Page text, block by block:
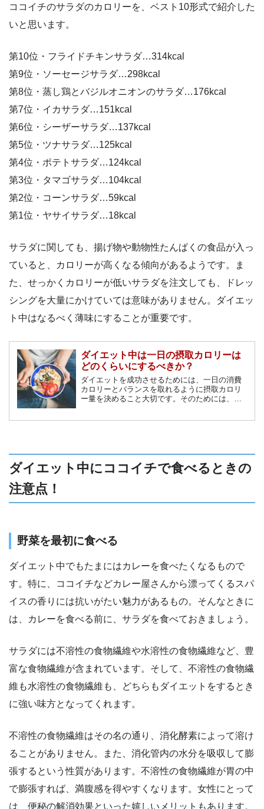
ココイチのサラダのカロリーを、ベスト10形式で紹介した
いと思います。
第10位・フライドチキンサラダ…314kcal
第9位・ソーセージサラダ…298kcal
第8位・蒸し鶏とバジルオニオンのサラダ…176kcal
第7位・イカサラダ…151kcal
第6位・シーザーサラダ…137kcal
第5位・ツナサラダ…125kcal
第4位・ポテトサラダ…124kcal
第3位・タマゴサラダ…104kcal
第2位・コーンサラダ…59kcal
第1位・ヤサイサラダ…18kcal
サラダに関しても、揚げ物や動物性たんぱくの食品が入っ
ていると、カロリーが高くなる傾向があるようです。ま
た、せっかくカロリーが低いサラダを注文しても、ドレッ
シングを大量にかけていては意味がありません。ダイエッ
ト中はなるべく薄味にすることが重要です。
ダイエット中は一日の摂取カロリーは
どのくらいにするべきか？
ダイエットを成功させるためには、一日の消費
カロリーとバランスを取れるように摂取カロリ
ー量を決めること大切です。そのためには、一
ダイエット中にココイチで食べるときの
注意点！
野菜を最初に食べる
ダイエット中でもたまにはカレーを食べたくなるもので
す。特に、ココイチなどカレー屋さんから漂ってくるスパ
イスの香りには抗いがたい魅力があるもの。そんなときに
は、カレーを食べる前に、サラダを食べておきましょう。
サラダには不溶性の食物繊維や水溶性の食物繊維など、豊
富な食物繊維が含まれています。そして、不溶性の食物繊
維も水溶性の食物繊維も、どちらもダイエットをするとき
に強い味方となってくれます。
不溶性の食物繊維はその名の通り、消化酵素によって溶け
ることがありません。また、消化管内の水分を吸収して膨
張するという性質があります。不溶性の食物繊維が胃の中
で膨張すれば、満腹感を得やすくなります。女性にとって
は、便秘の解消効果といった嬉しいメリットもあります。